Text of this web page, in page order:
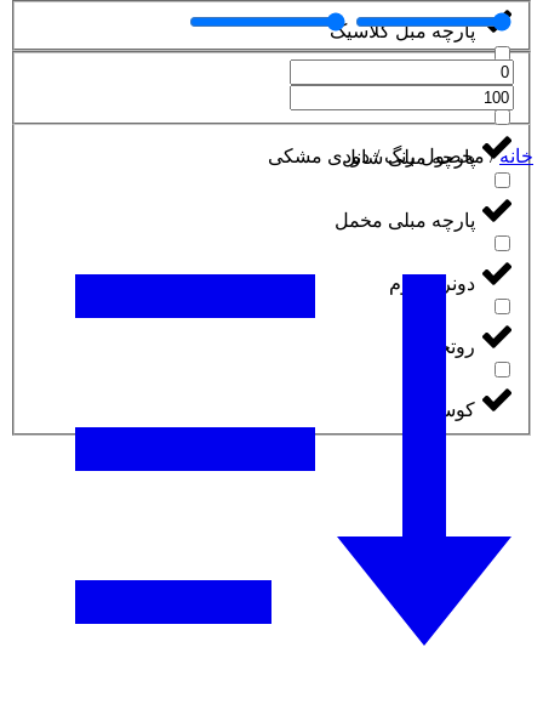
پارچه مبل کلاسیک
پارچه مبلی شانل
پارچه مبلی مخمل
دونری هوم
روتختی
کوسن
خانه/محصول رنگ/دودی مشکی